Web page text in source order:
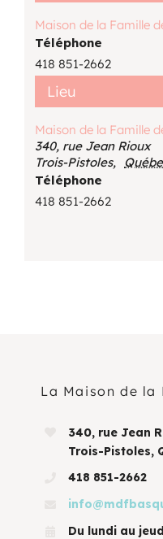
Lieu
Maison de la Famille
340, rue Jean Rioux
Trois-Pistoles,
Téléphone
418 851-2662
Maison de la Famille
Téléphone
418 851-2662
La Maison de la
340, rue Jean
Trois-Pistoles,
418 851-2662
Du lundi au